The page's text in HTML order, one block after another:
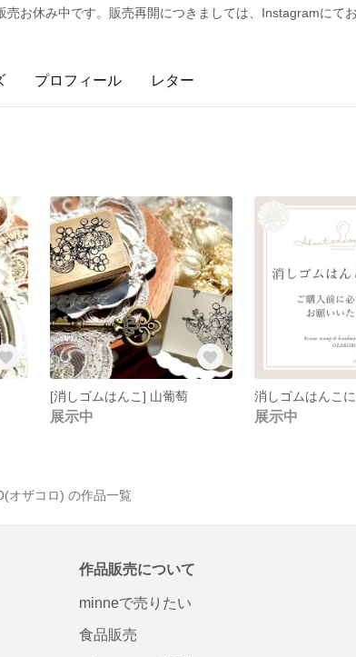
売お休み中です。販売再開につきましては、Instagramにて
プロフィール レター
[消しゴムはんこ] 山葡萄
展示中
消しゴムはんこ
展示中
オザコロ) の作品一覧
作品販売について
minneで売りたい
食品販売